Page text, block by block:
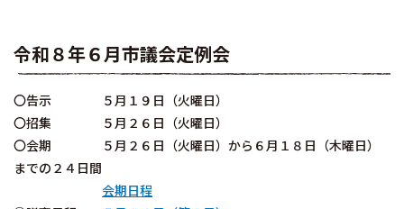
令和８年６月市議会定例会
〇告示 ５月１９日（火曜日）
〇招集 ５月２６日（火曜日）
〇会期 ５月２６日（火曜日）から６月１８日（木曜日）
までの２４日間
会期日程